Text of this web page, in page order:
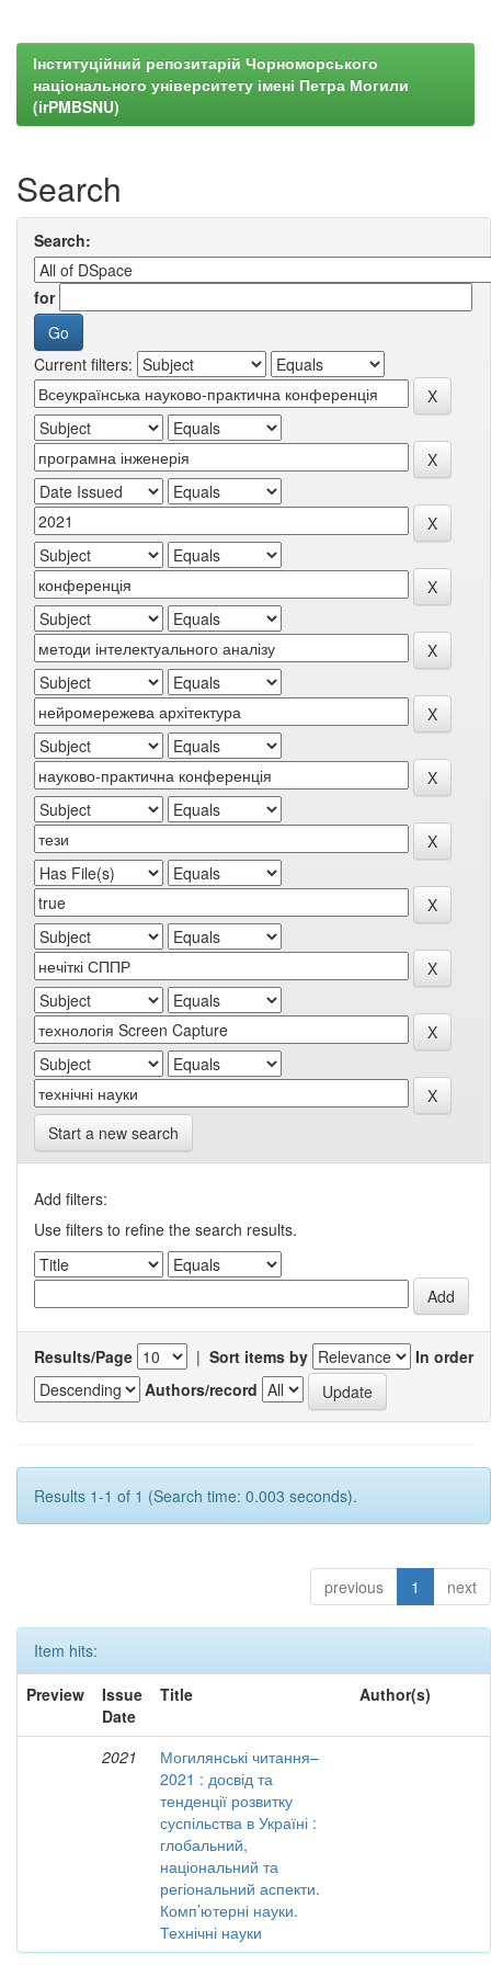
Інституційний репозитарій Чорноморського
національного університету імені Петра Могили
(irPMBSNU)
Search
Search:
for
Current filters:
Start a new search
Add filters:
Use filters to refine the search results.
Results/Page | Sort items by
In order
Authors/record
Results 1-1 of 1 (Search time: 0.003 seconds).
previous 1 next
Item hits:
Preview
Issue
Date
Title Author(s)
2021
Могилянські читання–
2021 : досвід та
тенденції розвитку
суспільства в Україні :
глобальний,
національний та
регіональний аспекти.
Комп’ютерні науки.
Технічні науки